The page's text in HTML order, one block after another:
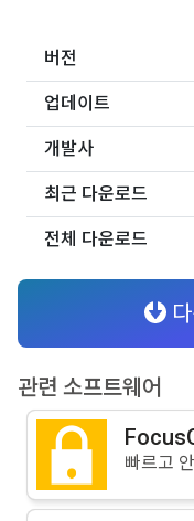
버전
업데이트
개발사
최근 다운로드
전체 다운로드
다
관련 소프트웨어
빠르고